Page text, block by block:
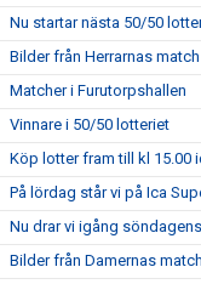
Nu startar nästa 50/50
Bilder från Herrarnas
Matcher i Furutorpshallen
Vinnare i 50/50 lotteriet
Köp lotter fram till kl 15.00
På lördag står vi på Ica
Nu drar vi igång
Bilder från Damernas